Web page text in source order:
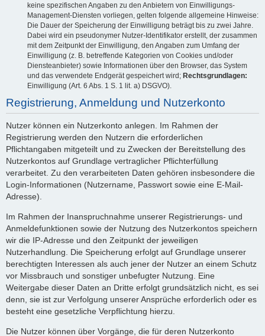
keine spezifischen Angaben zu den Anbietern von Einwilligungs-
Management-Diensten vorliegen, gelten folgende allgemeine Hinweise:
Die Dauer der Speicherung der Einwilligung beträgt bis zu zwei Jahre.
Dabei wird ein pseudonymer Nutzer-Identifikator erstellt, der zusammen
mit dem Zeitpunkt der Einwilligung, den Angaben zum Umfang der
Einwilligung (z. B. betreffende Kategorien von Cookies und/oder
Diensteanbieter) sowie Informationen über den Browser, das System
und das verwendete Endgerät gespeichert wird; Rechtsgrundlagen:
Einwilligung (Art. 6 Abs. 1 S. 1 lit. a) DSGVO).
Registrierung, Anmeldung und Nutzerkonto
Nutzer können ein Nutzerkonto anlegen. Im Rahmen der
Registrierung werden den Nutzern die erforderlichen
Pflichtangaben mitgeteilt und zu Zwecken der Bereitstellung des
Nutzerkontos auf Grundlage vertraglicher Pflichterfüllung
verarbeitet. Zu den verarbeiteten Daten gehören insbesondere die
Login-Informationen (Nutzername, Passwort sowie eine E-Mail-
Adresse).
Im Rahmen der Inanspruchnahme unserer Registrierungs- und
Anmeldefunktionen sowie der Nutzung des Nutzerkontos speichern
wir die IP-Adresse und den Zeitpunkt der jeweiligen
Nutzerhandlung. Die Speicherung erfolgt auf Grundlage unserer
berechtigten Interessen als auch jener der Nutzer an einem Schutz
vor Missbrauch und sonstiger unbefugter Nutzung. Eine
Weitergabe dieser Daten an Dritte erfolgt grundsätzlich nicht, es sei
denn, sie ist zur Verfolgung unserer Ansprüche erforderlich oder es
besteht eine gesetzliche Verpflichtung hierzu.
Die Nutzer können über Vorgänge, die für deren Nutzerkonto